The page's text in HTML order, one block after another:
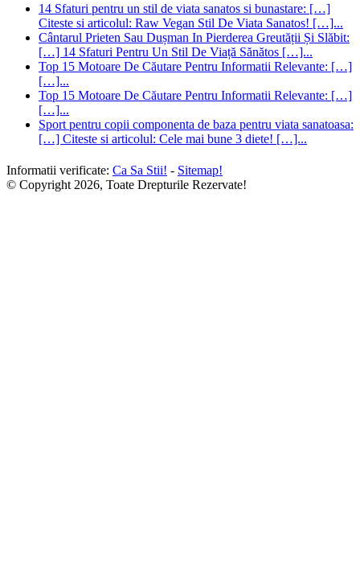
14 Sfaturi pentru un stil de viata sanatos si bunastare: […]
Citeste si articolul: Raw Vegan Stil De Viata Sanatos! […]...
Cântarul Prieten Sau Dușman In Pierderea Greutății Și Slăbit:
[…] 14 Sfaturi Pentru Un Stil De Viață Sănătos […]...
Top 15 Motoare De Căutare Pentru Informatii Relevante: […]
[…]...
Top 15 Motoare De Căutare Pentru Informatii Relevante: […]
[…]...
Sport pentru copii componenta de baza pentru viata sanatoasa:
[…] Citeste si articolul: Cele mai bune 3 diete! […]...
Informatii verificate: Ca Sa Stii! - Sitemap!
© Copyright 2026, Toate Drepturile Rezervate!